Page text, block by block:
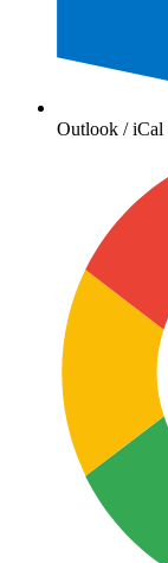
Outlook / iCal